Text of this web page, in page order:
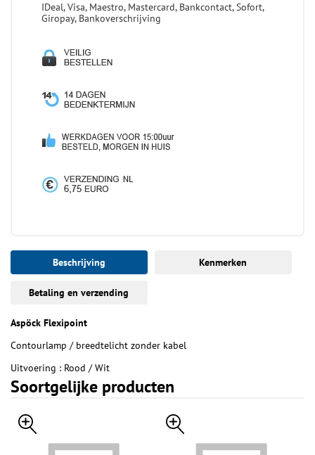
IDeal, Visa, Maestro, Mastercard, Bankcontact, Sofort,
Giropay, Bankoverschrijving
Beschrijving Kenmerken
Betaling en verzending
Aspöck Flexipoint
Contourlamp / breedtelicht zonder kabel
Uitvoering : Rood / Wit
Soortgelijke producten